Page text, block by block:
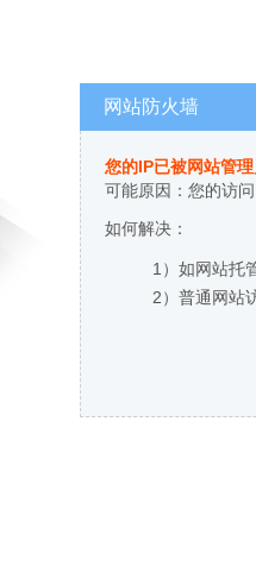
网站防火墙
您的IP已被网站管
可能原因：您的访
如何解决：
1）如网站托
2）普通网站